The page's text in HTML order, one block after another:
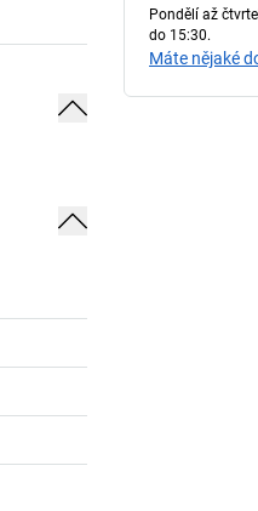
Pondělí až
do 15:30.
Máte nějaké